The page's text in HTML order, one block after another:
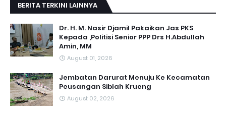
BERITA TERKINI LAINNYA
Dr. H. M. Nasir Djamil Pakaikan Jas PKS
Kepada ,Politisi Senior PPP Drs H.Abdullah
Amin, MM
August 01, 2026
Jembatan Darurat Menuju Ke Kecamatan
Peusangan Siblah Krueng
August 02, 2026